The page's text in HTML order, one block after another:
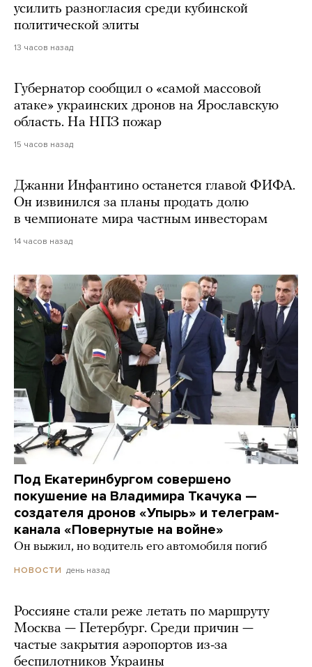
усилить разногласия среди кубинской
политической элиты
13 часов назад
Губернатор сообщил о «самой массовой
атаке» украинских дронов на Ярославскую
область. На НПЗ пожар
15 часов назад
Джанни Инфантино останется главой ФИФА.
Он извинился за планы продать долю
в чемпионате мира частным инвесторам
14 часов назад
Под Екатеринбургом совершено
покушение на Владимира Ткачука —
создателя дронов «Упырь» и телеграм-
канала «Повернутые на войне»
Он выжил, но водитель его автомобиля погиб
НОВОСТИ день назад
Россияне стали реже летать по маршруту
Москва — Петербург. Среди причин —
частые закрытия аэропортов из-за
беспилотников Украины